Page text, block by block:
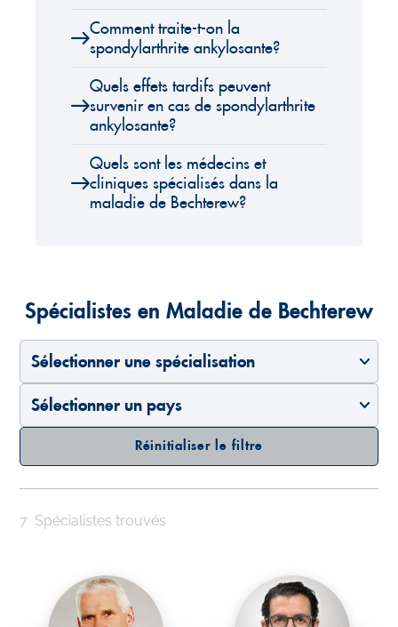
Comment traite-t-on la
spondylarthrite ankylosante?
Quels effets tardifs peuvent
survenir en cas de spondylarthrite
ankylosante?
Quels sont les médecins et
cliniques spécialisés dans la
maladie de Bechterew?
Spécialistes en Maladie de Bechterew
Sélectionner une spécialisation
Sélectionner un pays
Réinitialiser le filtre
7 Spécialistes trouvés